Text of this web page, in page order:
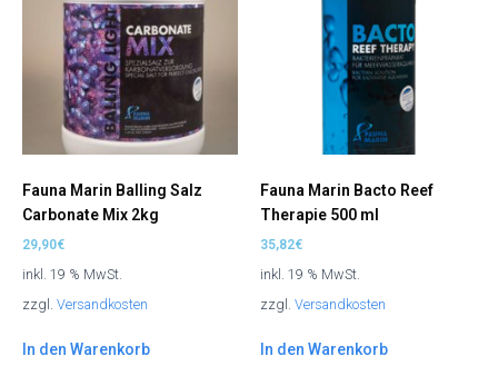
Fauna Marin Balling Salz
Carbonate Mix 2kg
29,90€
inkl. 19 % MwSt.
zzgl. Versandkosten
In den Warenkorb
Fauna Marin Bacto Reef
Therapie 500 ml
35,82€
inkl. 19 % MwSt.
zzgl. Versandkosten
In den Warenkorb